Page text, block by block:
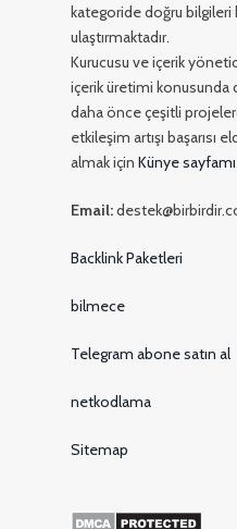
kategoride doğru bilgileri
ulaştırmaktadır.
Kurucusu ve içerik
içerik üretimi
daha önce çeşitli
etkileşim artışı başarısı
almak içinKünye
Email:
Backlink Paketleri
bilmece
Telegram abone satın al
netkodlama
Sitemap